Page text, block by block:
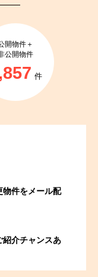
開物件＋
公開物件
件
物件をメール配
紹介チャンスあ